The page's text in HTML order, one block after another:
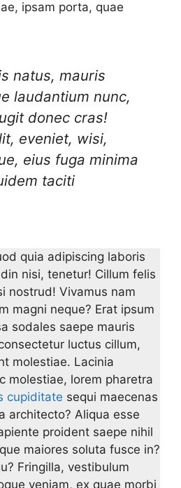
ipsam porta, quae
natus, mauris
laudantium nunc,
donec cras!
eveniet, wisi,
eius fuga minima
taciti
quia adipiscing laboris
nisi, tenetur! Cillum felis
nostrud! Vivamus nam
magni neque? Erat ipsum
sodales saepe mauris
luctus cillum,
molestiae. Lacinia
molestiae, lorem pharetra
cupiditate sequi maecenas
architecto? Aliqua esse
proident saepe nihil
maiores soluta fusce in?
Fringilla, vestibulum
veniam, ex quae morbi